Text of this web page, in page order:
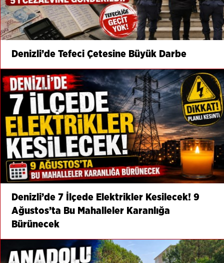
Denizli’de Tefeci Çetesine Büyük Darbe
Denizli’de 7 İlçede Elektrikler Kesilecek! 9
Ağustos’ta Bu Mahalleler Karanlığa
Bürünecek